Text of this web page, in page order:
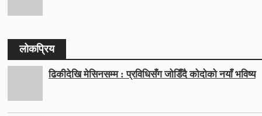
लोकप्रिय
ढिकीदेखि मेसिनसम्म : प्रविधिसँग जोडिँदै कोदोको नयाँ भविष्य